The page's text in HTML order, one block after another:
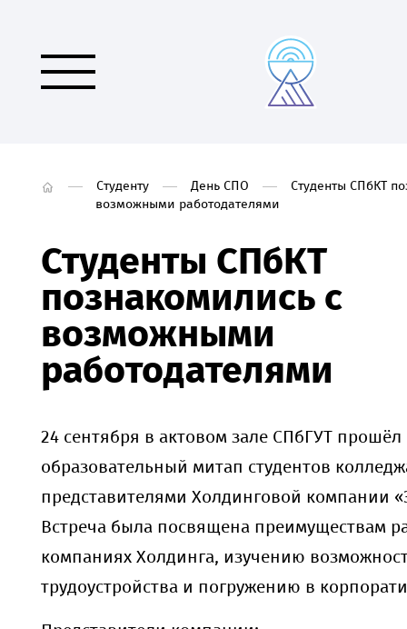
Студенту День СПО
Студенты СПбКТ
возможными работодателями
Студенты СПбКТ
познакомились с
возможными
работодателями
24 сентября в актовом зале СПбГУТ прошёл
образовательный митап студентов
представителями Холдинговой компании
Встреча была посвящена преимуществам
компаниях Холдинга, изучению
трудоустройства и погружению в